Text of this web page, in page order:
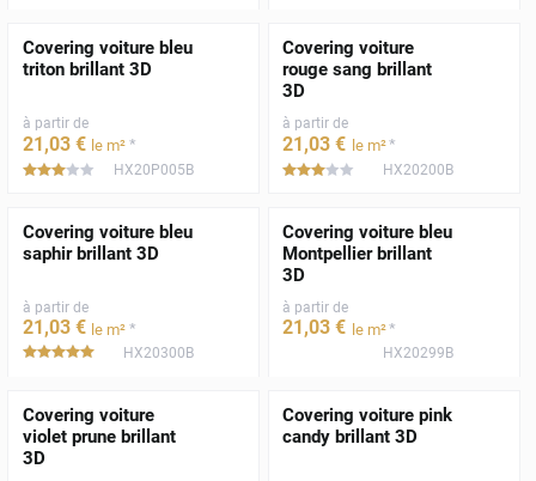
Covering voiture bleu
triton brillant 3D
à partir de
21,03 € le m² *
***** HX20P005B
Covering voiture
rouge sang brillant
3D
à partir de
21,03 € le m²*
***** HX20200B
Covering voiture bleu
saphir brillant 3D
à partir de
21 ,03 € le m² *
*****HX20300B
Covering voiture bleu
Montpellier brillant
3D
à partir de
21 ,03 € le m²*
HX20299B
Covering voiture
violet prune brillant
3D
Covering voiture pink
candy brillant 3D